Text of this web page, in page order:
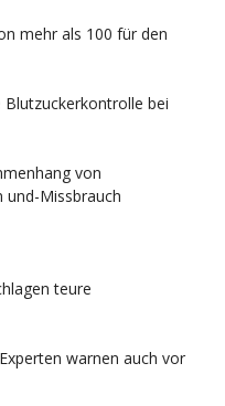
mehr als 100 für den
bei
von
und-Missbrauch
teure
warnen auch vor